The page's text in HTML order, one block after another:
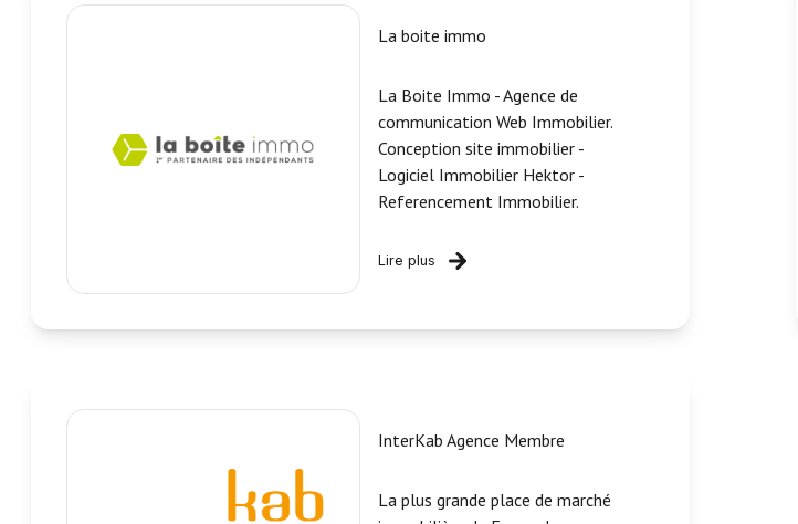
La boite immo
La Boite Immo - Agence de
communication Web Immobilier.
Conception site immobilier -
Logiciel Immobilier Hektor -
Referencement Immobilier.
Lire plus
InterKab Agence Membre
La plus grande place de marché